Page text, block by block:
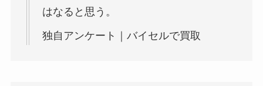
はなると思う。
独自アンケート｜バイセルで買取